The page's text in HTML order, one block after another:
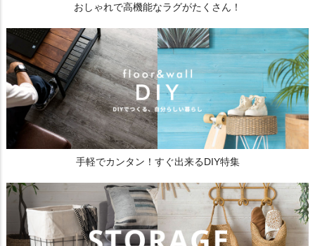
おしゃれで高機能なラグがたくさん！
手軽でカンタン！すぐ出来るDIY特集